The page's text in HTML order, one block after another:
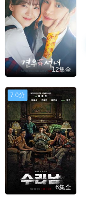
12集全
7.0分
6集全